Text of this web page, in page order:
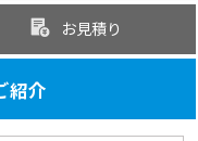
お見積り
紹介